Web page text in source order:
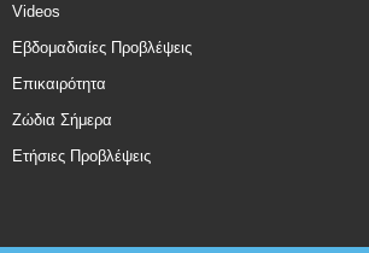
Videos
Εβδομαδιαίες Προβλέψεις
Επικαιρότητα
Ζώδια Σήμερα
Ετήσιες Προβλέψεις